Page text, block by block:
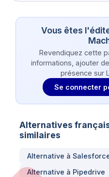
Vous êtes
Revendiquez cette
informations, ajouter
présence sur
Se connecter
Alternatives
similaires
Alternative à
Alternative à Pipedrive